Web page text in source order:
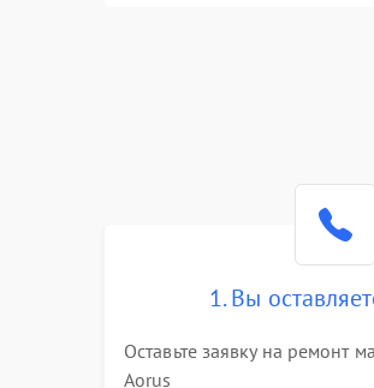
1. Вы
Оставьте заявку на ремонт
Aorus